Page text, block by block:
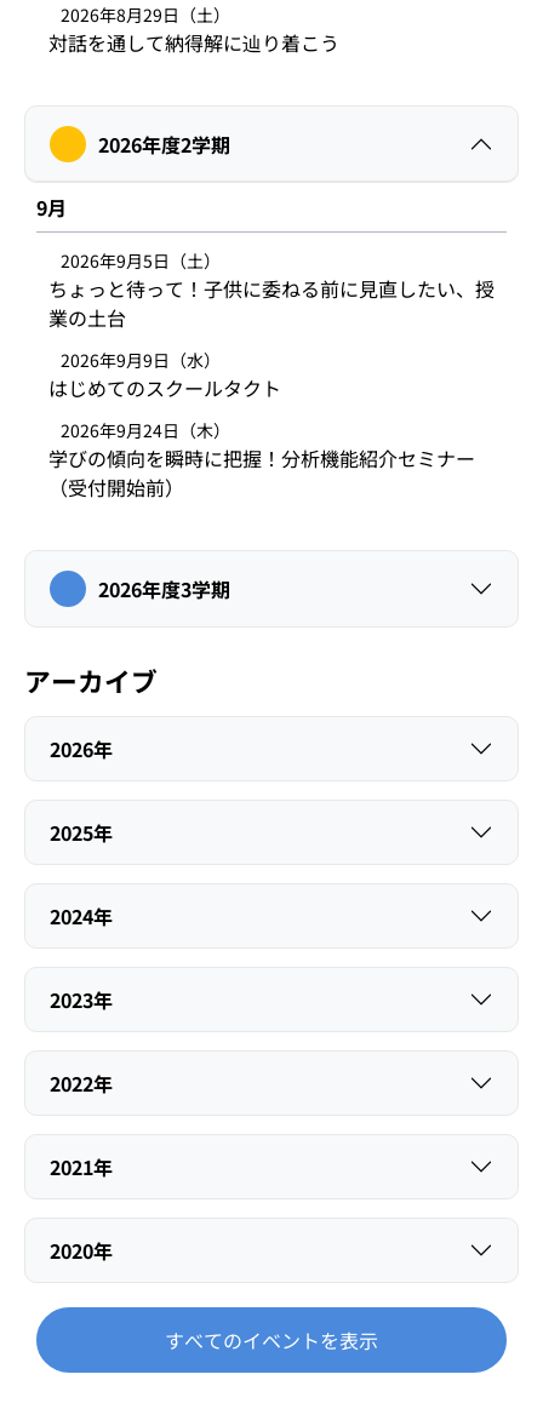
2026年8月29日（土）
対話を通して納得解に辿り着こう
2026年度2学期
9月
2026年9月5日（土）
ちょっと待って！子供に委ねる前に見直したい、授
業の土台
2026年9月9日（水）
はじめてのスクールタクト
2026年9月24日（木）
学びの傾向を瞬時に把握！分析機能紹介セミナー
（受付開始前）
2026年度3学期
アーカイブ
2026年
2025年
2024年
2023年
2022年
2021年
2020年
すべてのイベントを表示